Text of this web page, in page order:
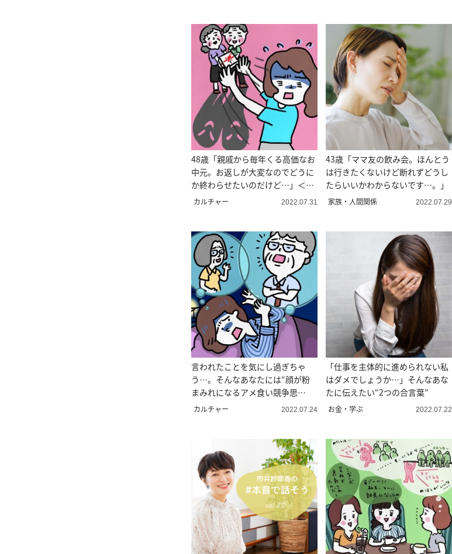
48歳「親戚から毎年くる高価なお
中元。お返しが大変なのでどうに
か終わらせたいのだけど…」＜お
のすんのガンバラナイための人生
カルチャー 2022.07.31
43歳「ママ友の飲み会。ほんとう
は行きたくないけど断れずどうし
たらいいかわからないです…。」
家族・人間関係 2022.07.29
言われたことを気にし過ぎちゃ
う…。そんなあなたには“顔が粉
まみれになるアメ食い競争思
考”のススメ
カルチャー 2022.07.24
「仕事を主体的に進められない私
はダメでしょうか…」そんなあな
たに伝えたい“2つの合言葉”
お金・学ぶ 2022.07.22